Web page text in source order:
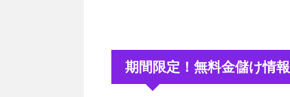
期間限定！無料金儲け情報